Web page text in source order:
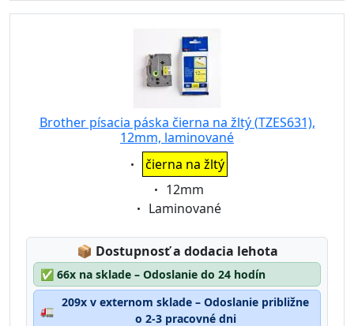
Brother písacia páska čierna na žltý (TZES631),
12mm, laminované
Eigenschaft:
čierna na žltý
Eigenschaft:
12mm
Eigenschaft:
Laminované
📦 Lagerstatus:
Dostupnosť a dodacia lehota
✅ 66x na sklade – Odoslanie do 24 hodín
🚛
209x v externom sklade – Odoslanie približne
o 2-3 pracovné dni